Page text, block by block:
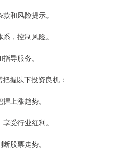
和风险提示。
，控制风险。
导服务。
握以下投资良机：
上涨趋势。
受行业红利。
股票走势。